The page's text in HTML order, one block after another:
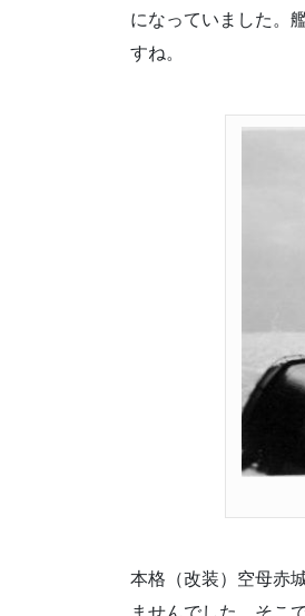
になっていました。
すね。
本格（改装）空母赤